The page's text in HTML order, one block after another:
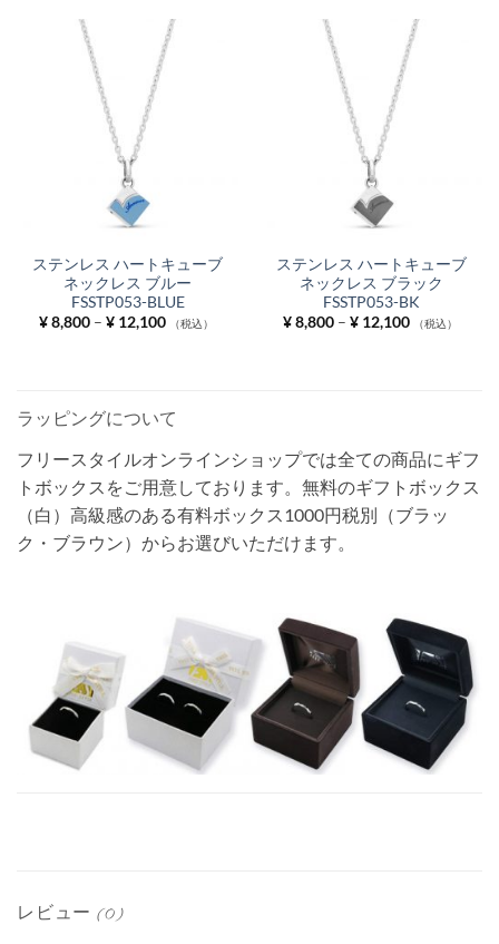
¥ 12,650
–
¥ 13,200
ステンレス ハートキューブ
ネックレス ブルー
FSSTP053-BLUE
¥8,800 – ¥12,100価
格
（税込）
ステンレス ハートキューブ
ネックレス ブラック
FSSTP053-BK
¥8,800 – ¥12,100価
格
（税込）
ラッピングについて
フリースタイルオンラインショップでは全ての商品にギフ
トボックスをご用意しております。無料のギフトボックス
（白）高級感のある有料ボックス1000円税別（ブラッ
ク・ブラウン）からお選びいただけます。
レビュー (0)